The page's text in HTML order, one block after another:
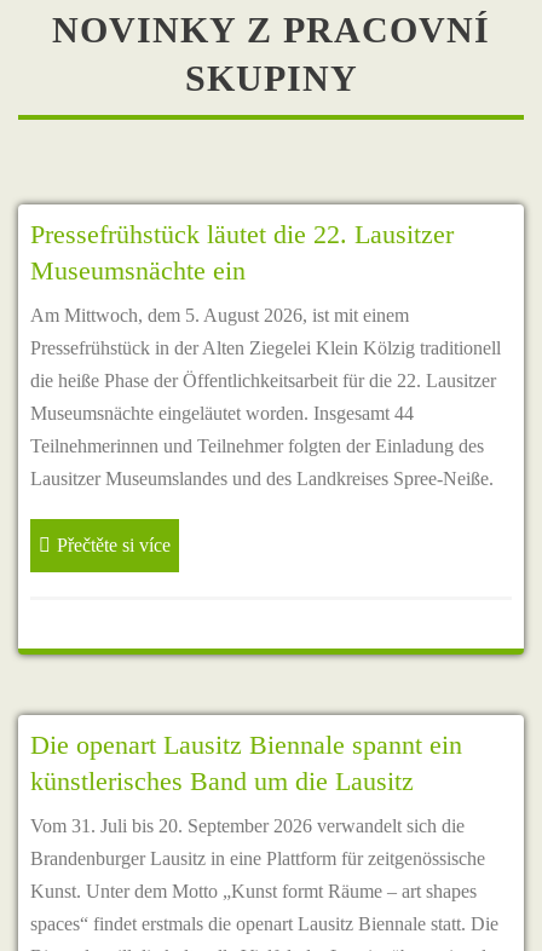
NOVINKY Z PRACOVNÍ
SKUPINY
Pressefrühstück läutet die 22. Lausitzer
Museumsnächte ein
Am Mittwoch, dem 5. August 2026, ist mit einem
Pressefrühstück in der Alten Ziegelei Klein Kölzig traditionell
die heiße Phase der Öffentlichkeitsarbeit für die 22. Lausitzer
Museumsnächte eingeläutet worden. Insgesamt 44
Teilnehmerinnen und Teilnehmer folgten der Einladung des
Lausitzer Museumslandes und des Landkreises Spree-Neiße.
Přečtěte si více
Die openart Lausitz Biennale spannt ein
künstlerisches Band um die Lausitz
Vom 31. Juli bis 20. September 2026 verwandelt sich die
Brandenburger Lausitz in eine Plattform für zeitgenössische
Kunst. Unter dem Motto „Kunst formt Räume – art shapes
spaces“ findet erstmals die openart Lausitz Biennale statt. Die